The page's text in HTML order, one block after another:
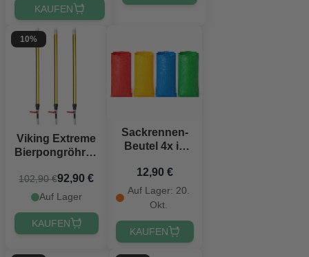
KAUFEN
10%
Viking Extreme
Bierpongröhren
PartyVikings ®
3x
102,90 €92,90 €
Auf Lager
KAUFEN
Sackrennen-
Beutel 4x in
Farben -
60x104 cm
12,90 €
Auf Lager: 20.
Okt.
KAUFEN